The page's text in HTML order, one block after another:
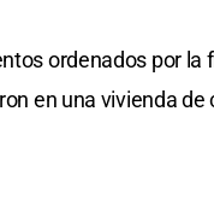
ordenados por la
en una vivienda